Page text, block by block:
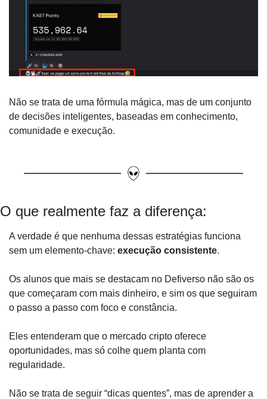
Não se trata de uma fórmula mágica, mas de um conjunto
de decisões inteligentes, baseadas em conhecimento,
comunidade e execução.
O que realmente faz a diferença:
A verdade é que nenhuma dessas estratégias funciona
sem um elemento-chave: execução consistente.
Os alunos que mais se destacam no Defiverso não são os
que começaram com mais dinheiro, e sim os que seguiram
o passo a passo com foco e constância.
Eles entenderam que o mercado cripto oferece
oportunidades, mas só colhe quem planta com
regularidade.
Não se trata de seguir “dicas quentes”, mas de aprender a